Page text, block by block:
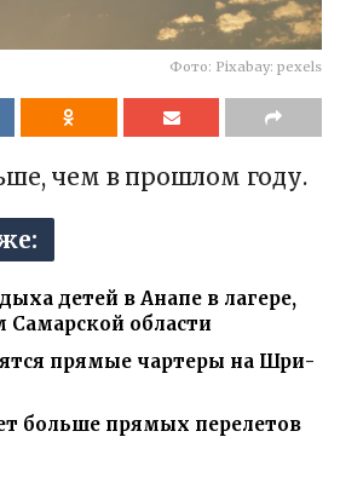
Фото: Pixabay: pexels
чем в прошлом году.
детей в Анапе в лагере,
области
прямые чартеры на Шри-
больше прямых перелетов